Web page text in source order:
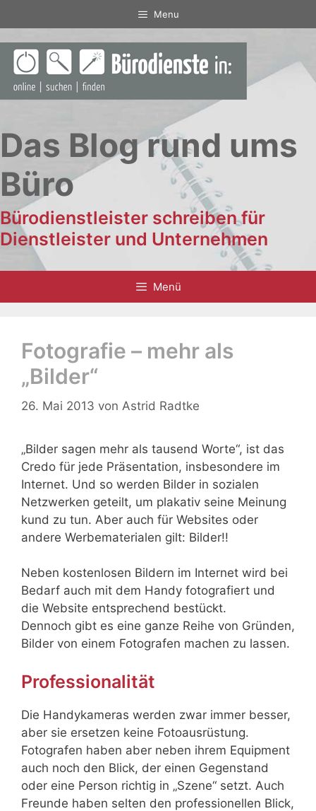
Inhalt
springen
Menu
Das Blog rund ums
Büro
Bürodienstleister schreiben für
Dienstleister und Unternehmen
Menü
Fotografie – mehr als
„Bilder“
26. Mai 2013 von Astrid Radtke
„Bilder sagen mehr als tausend Worte“, ist das
Credo für jede Präsentation, insbesondere im
Internet. Und so werden Bilder in sozialen
Netzwerken geteilt, um plakativ seine Meinung
kund zu tun. Aber auch für Websites oder
andere Werbematerialen gilt: Bilder!!
Neben kostenlosen Bildern im Internet wird bei
Bedarf auch mit dem Handy fotografiert und
die Website entsprechend bestückt.
Dennoch gibt es eine ganze Reihe von Gründen,
Bilder von einem Fotografen machen zu lassen.
Professionalität
Die Handykameras werden zwar immer besser,
aber sie ersetzen keine Fotoausrüstung.
Fotografen haben aber neben ihrem Equipment
auch noch den Blick, der einen Gegenstand
oder eine Person richtig in „Szene“ setzt. Auch
Freunde haben selten den professionellen Blick,